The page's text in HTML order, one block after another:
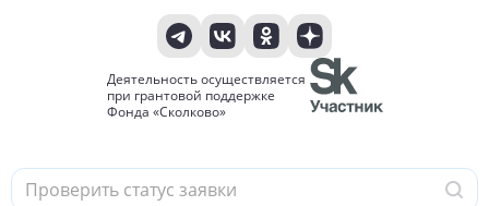
Деятельность осуществляется
при грантовой поддержке
Фонда «Сколково»